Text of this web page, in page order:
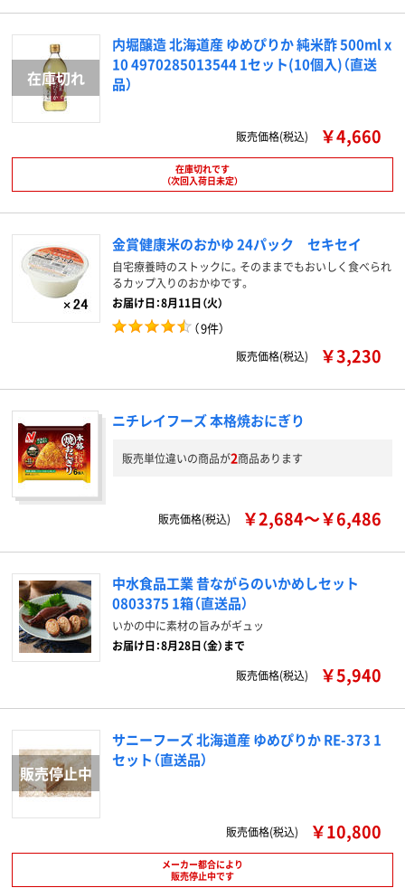
内堀醸造 北海道産 ゆめぴりか 純米酢 500ml x
10 4970285013544 1セット(10個入)（直送
品）
販売価格(税込) ￥4,660
在庫切れです
（次回入荷日未定）
金賞健康米のおかゆ 24パック セキセイ
自宅療養時のストックに。そのままでもおいしく食べられ
るカップ入りのおかゆです。
お届け日：8月11日（火）
（9件）
販売価格(税込) ￥3,230
ニチレイフーズ 本格焼おにぎり
販売単位違いの商品が2商品あります
販売価格(税込) ￥2,684～￥6,486
中水食品工業 昔ながらのいかめしセット
0803375 1箱（直送品）
いかの中に素材の旨みがギュッ
お届け日：8月28日（金）まで
販売価格(税込)
￥5,940
サニーフーズ 北海道産 ゆめぴりか RE-373 1
セット（直送品）
販売価格(税込) ￥10,800
メーカー都合により
販売停止中です